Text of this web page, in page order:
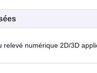
relevé numérique 2D/3D